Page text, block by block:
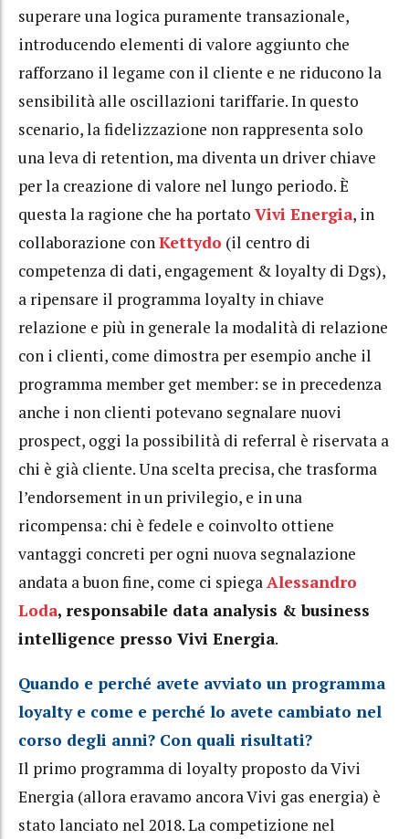
superare una logica puramente transazionale,
introducendo elementi di valore aggiunto che
rafforzano il legame con il cliente e ne riducono la
sensibilità alle oscillazioni tariffarie. In questo
scenario, la fidelizzazione non rappresenta solo
una leva di retention, ma diventa un driver chiave
per la creazione di valore nel lungo periodo. È
questa la ragione che ha portato Vivi Energia, in
collaborazione conKettydo (il centro di
competenza di dati, engagement & loyalty di Dgs),
a ripensare il programma loyalty in chiave
relazione e più in generale la modalità di relazione
con i clienti, come dimostra per esempio anche il
programma member get member: se in precedenza
anche i non clienti potevano segnalare nuovi
prospect, oggi la possibilità di referral è riservata a
chi è già cliente. Una scelta precisa, che trasforma
l’endorsement in un privilegio, e in una
ricompensa: chi è fedele e coinvolto ottiene
vantaggi concreti per ogni nuova segnalazione
andata a buon fine, come ci spiegaAlessandro
Loda, responsabile data analysis & business
intelligence presso Vivi Energia.
Quando e perché avete avviato un programma
loyalty e come e perché lo avete cambiato nel
corso degli anni? Con quali risultati?
Il primo programma di loyalty proposto da Vivi
Energia (allora eravamo ancora Vivi gas energia) è
stato lanciato nel 2018. La competizione nel